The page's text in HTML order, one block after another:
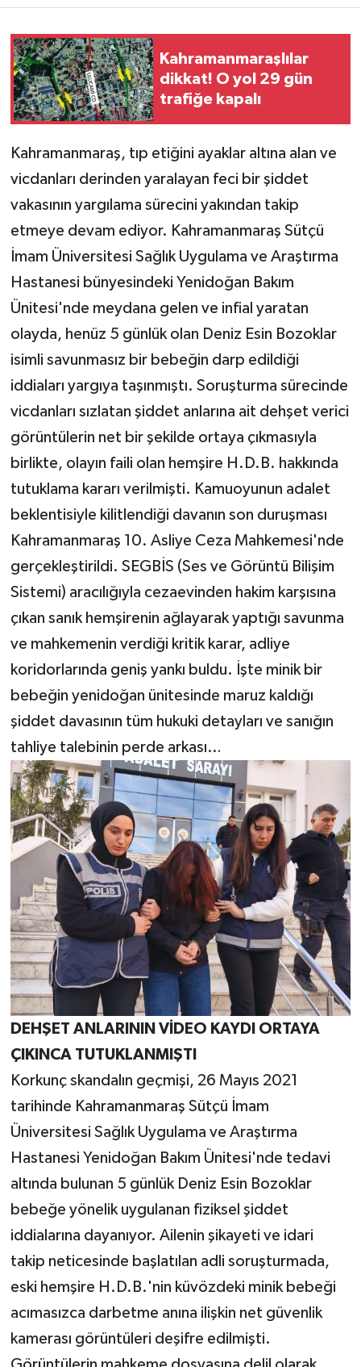
Kahramanmaraşlılar
dikkat! O yol 29 gün
trafiğe kapalı
Kahramanmaraş, tıp etiğini ayaklar altına alan ve
vicdanları derinden yaralayan feci bir şiddet
vakasının yargılama sürecini yakından takip
etmeye devam ediyor. Kahramanmaraş Sütçü
İmam Üniversitesi Sağlık Uygulama ve Araştırma
Hastanesi bünyesindeki Yenidoğan Bakım
Ünitesi'nde meydana gelen ve infial yaratan
olayda, henüz 5 günlük olan Deniz Esin Bozoklar
isimli savunmasız bir bebeğin darp edildiği
iddiaları yargıya taşınmıştı. Soruşturma sürecinde
vicdanları sızlatan şiddet anlarına ait dehşet verici
görüntülerin net bir şekilde ortaya çıkmasıyla
birlikte, olayın faili olan hemşire H.D.B. hakkında
tutuklama kararı verilmişti. Kamuoyunun adalet
beklentisiyle kilitlendiği davanın son duruşması
Kahramanmaraş 10. Asliye Ceza Mahkemesi'nde
gerçekleştirildi. SEGBİS (Ses ve Görüntü Bilişim
Sistemi) aracılığıyla cezaevinden hakim karşısına
çıkan sanık hemşirenin ağlayarak yaptığı savunma
ve mahkemenin verdiği kritik karar, adliye
koridorlarında geniş yankı buldu. İşte minik bir
bebeğin yenidoğan ünitesinde maruz kaldığı
şiddet davasının tüm hukuki detayları ve sanığın
tahliye talebinin perde arkası…
DEHŞET ANLARININ VİDEO KAYDI ORTAYA
ÇIKINCA TUTUKLANMIŞTI
Korkunç skandalın geçmişi, 26 Mayıs 2021
tarihinde Kahramanmaraş Sütçü İmam
Üniversitesi Sağlık Uygulama ve Araştırma
Hastanesi Yenidoğan Bakım Ünitesi'nde tedavi
altında bulunan 5 günlük Deniz Esin Bozoklar
bebeğe yönelik uygulanan fiziksel şiddet
iddialarına dayanıyor. Ailenin şikayeti ve idari
takip neticesinde başlatılan adli soruşturmada,
eski hemşire H.D.B.'nin küvözdeki minik bebeği
acımasızca darbetme anına ilişkin net güvenlik
kamerası görüntüleri deşifre edilmişti.
KAHRAMANMARAŞ